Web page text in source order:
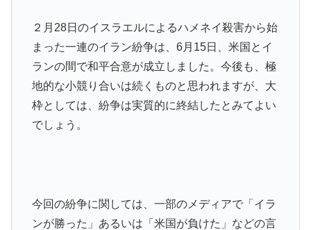
２月28日のイスラエルによるハメネイ殺害から始
まった一連のイラン紛争は、6月15日、米国とイ
ランの間で和平合意が成立しました。今後も、極
地的な小競り合いは続くものと思われますが、大
枠としては、紛争は実質的に終結したとみてよい
でしょう。
今回の紛争に関しては、一部のメディアで「イラ
ンが勝った」あるいは「米国が負けた」などの言